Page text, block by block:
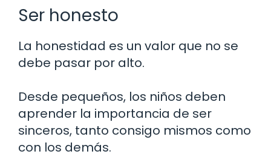
Ser honesto
La honestidad es un valor que no se
debe pasar por alto.
Desde pequeños, los niños deben
aprender la importancia de ser
sinceros, tanto consigo mismos como
con los demás.